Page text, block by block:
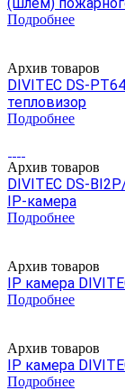
Подробнее
Архив товаров
DIVITEC DS-
тепловизор
Подробнее
Архив товаров
DIVITEC DS-
IP-камера
Подробнее
Архив товаров
IP камера
Подробнее
Архив товаров
IP камера
Подробнее